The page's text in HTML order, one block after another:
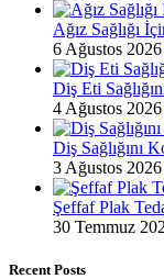
Ağız Sağlığı
6 Ağustos 2026
Diş Eti
4 Ağustos 2026
Diş Sağlığını
3 Ağustos 2026
Şeffaf Plak
30 Temmuz
Recent Posts